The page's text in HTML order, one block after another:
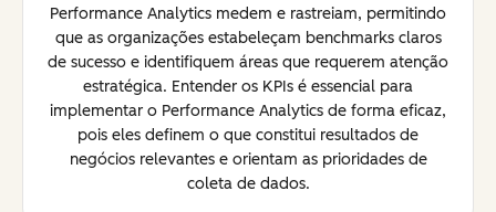
Performance Analytics medem e rastreiam, permitindo
que as organizações estabeleçam benchmarks claros
de sucesso e identifiquem áreas que requerem atenção
estratégica. Entender os KPIs é essencial para
implementar o Performance Analytics de forma eficaz,
pois eles definem o que constitui resultados de
negócios relevantes e orientam as prioridades de
coleta de dados.